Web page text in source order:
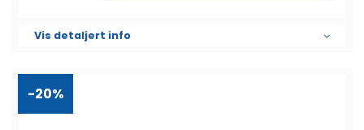
Vis detaljert info
-20%